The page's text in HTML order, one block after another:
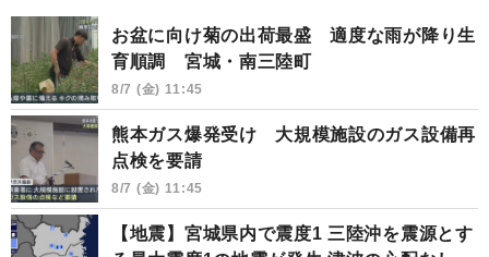
お盆に向け菊の出荷最盛 適度な雨が降り生
育順調 宮城・南三陸町
8/7 (金) 11:45
熊本ガス爆発受け 大規模施設のガス設備再
点検を要請
8/7 (金) 11:45
【地震】宮城県内で震度1 三陸沖を震源とす